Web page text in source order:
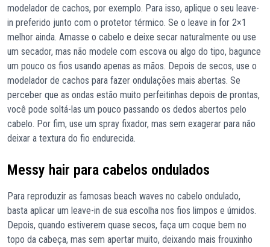
modelador de cachos, por exemplo. Para isso, aplique o seu leave-
in preferido junto com o protetor térmico. Se o leave in for 2×1
melhor ainda. Amasse o cabelo e deixe secar naturalmente ou use
um secador, mas não modele com escova ou algo do tipo, bagunce
um pouco os fios usando apenas as mãos. Depois de secos, use o
modelador de cachos para fazer ondulações mais abertas. Se
perceber que as ondas estão muito perfeitinhas depois de prontas,
você pode soltá-las um pouco passando os dedos abertos pelo
cabelo. Por fim, use um spray fixador, mas sem exagerar para não
deixar a textura do fio endurecida.
Messy hair para cabelos ondulados
Para reproduzir as famosas beach waves no cabelo ondulado,
basta aplicar um leave-in de sua escolha nos fios limpos e úmidos.
Depois, quando estiverem quase secos, faça um coque bem no
topo da cabeça, mas sem apertar muito, deixando mais frouxinho